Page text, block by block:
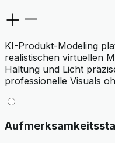
KI-Produkt-Modeling
realistischen virtuellen
Haltung und Licht
professionelle Visuals